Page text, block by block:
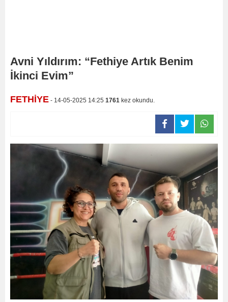
Avni Yıldırım: “Fethiye Artık Benim
İkinci Evim”
FETHİYE - 14-05-2025 14:25 1761 kez okundu.